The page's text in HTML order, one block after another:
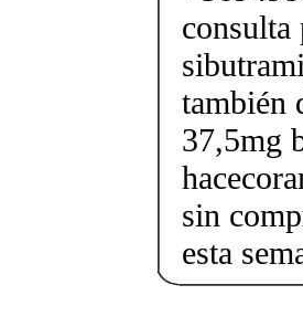
consulta
también
37,5mg
sin
esta